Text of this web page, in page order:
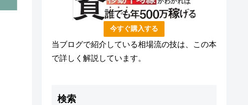
今すぐ購入する
当ブログで紹介している相場流の技は、この本
で詳しく解説しています。
検索